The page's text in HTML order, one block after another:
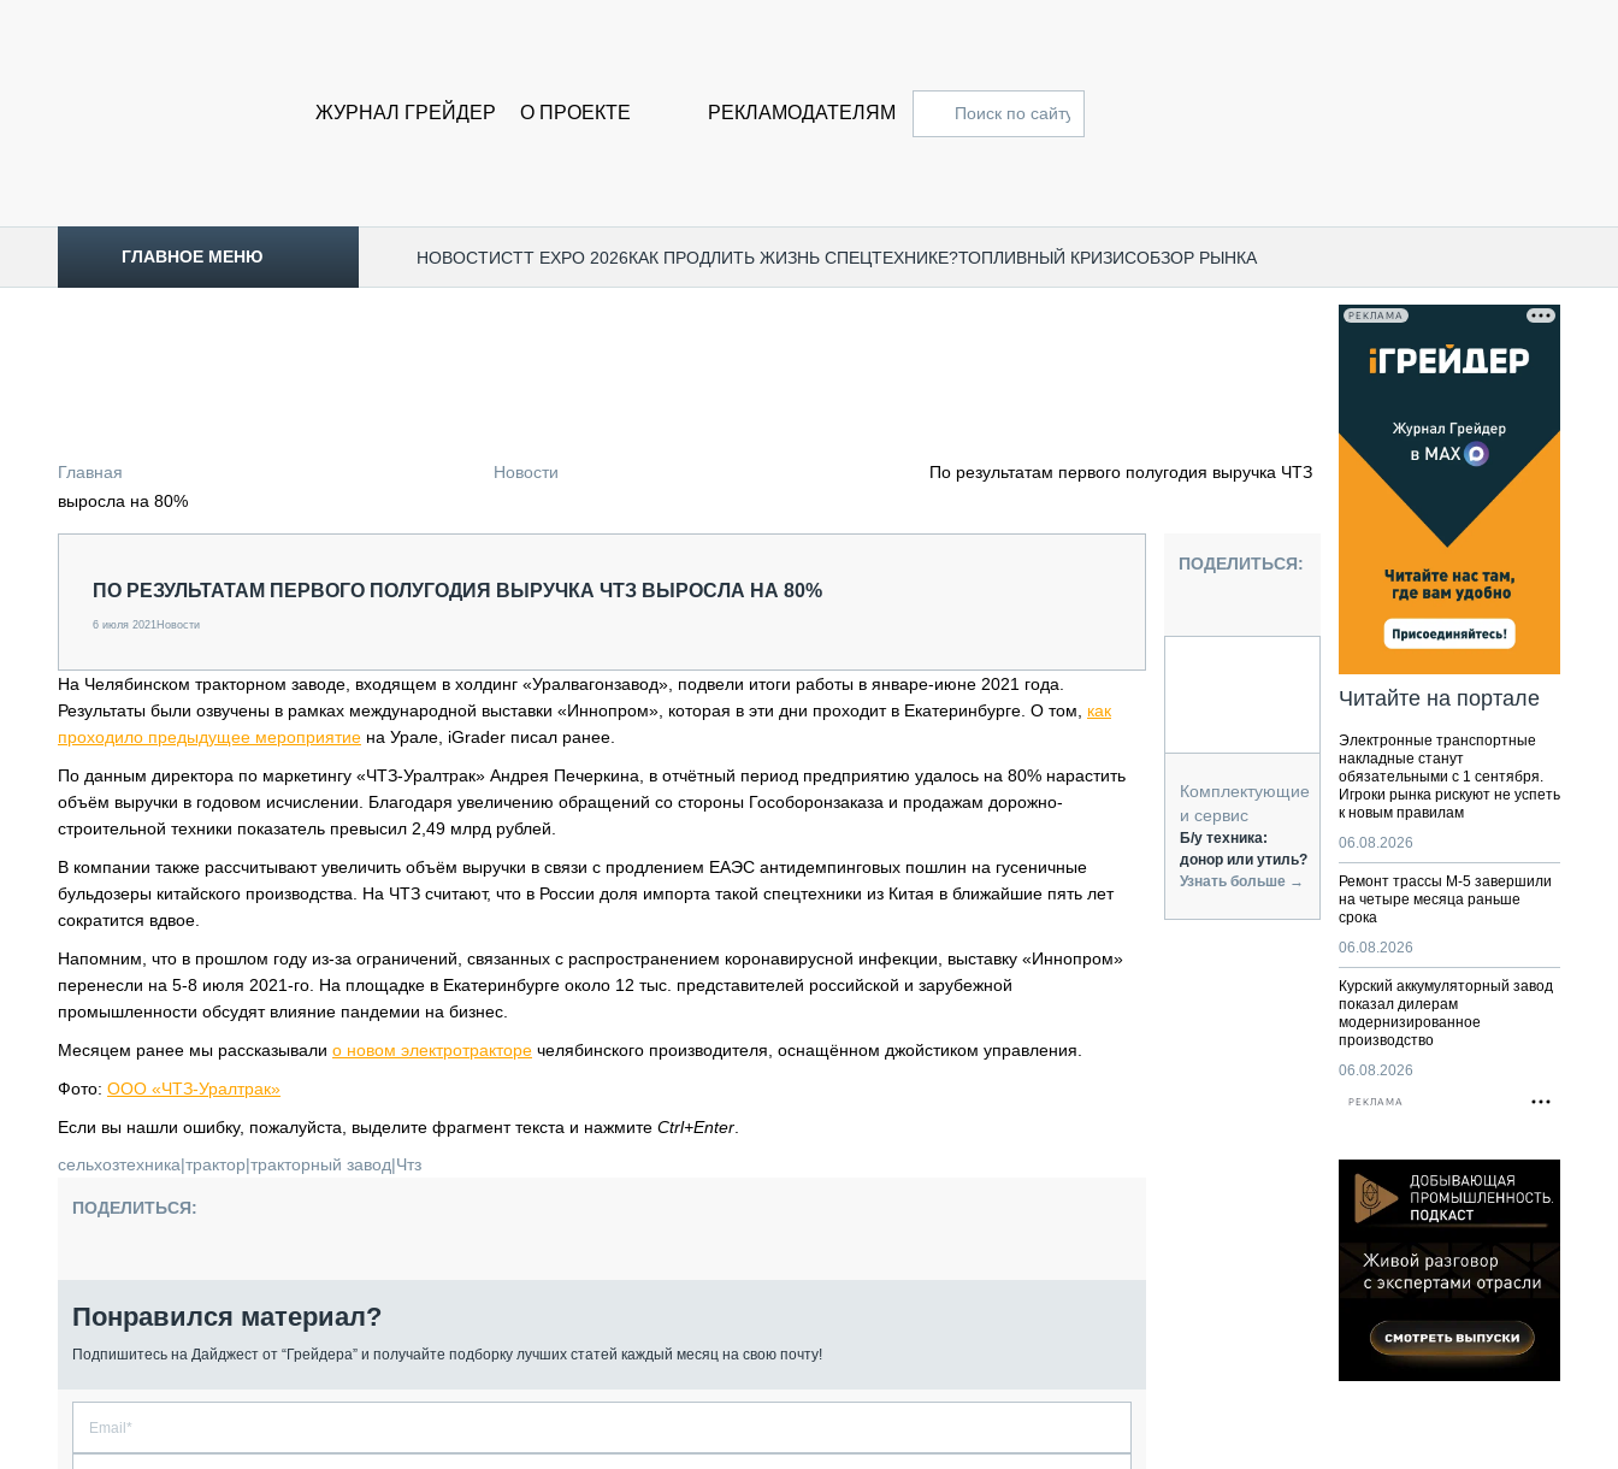
ЖУРНАЛ ГРЕЙДЕР О ПРОЕКТЕ РЕКЛАМОДАТЕЛЯМ
ГЛАВНОЕ МЕНЮ НОВОСТИCTT EXPO 2026КАК ПРОДЛИТЬ ЖИЗНЬ СПЕЦТЕХНИКЕ?ТОПЛИВНЫЙ КРИЗИСОБЗОР РЫНКА
ОБЗОР РЫНКА
ГРУЗОПЕРЕВОЗКИ
ИСПЫТАТЕЛИ
ТЕХНОЛОГИИ
ДОРОЖНАЯ ИНДУСТРИЯ
СЕРВИСМЕНЫ
ПОДЪЁМНАЯ ТЕХНИКА
ПАССАЖИРСКИЙ ТРАНСПОРТ
КАРЬЕРНАЯ ТЕХНИКА
ЛОГИСТИКА И СКЛАД
КОМПЛЕКТУЮЩИЕ И СЕРВИС
Главная Новости
По результатам первого полугодия выручка ЧТЗ
выросла на 80%
ПО РЕЗУЛЬТАТАМ ПЕРВОГО ПОЛУГОДИЯ ВЫРУЧКА ЧТЗ ВЫРОСЛА НА 80%
6 июля 2021Новости
На Челябинском тракторном заводе, входящем в холдинг «Уралвагонзавод», подвели итоги работы в январе-июне 2021 года.
Результаты были озвучены в рамках международной выставки «Иннопром», которая в эти дни проходит в Екатеринбурге. О том, как
проходило предыдущее мероприятие на Урале, iGrader писал ранее.
По данным директора по маркетингу «ЧТЗ-Уралтрак» Андрея Печеркина, в отчётный период предприятию удалось на 80% нарастить
объём выручки в годовом исчислении. Благодаря увеличению обращений со стороны Гособоронзаказа и продажам дорожно-
строительной техники показатель превысил 2,49 млрд рублей.
В компании также рассчитывают увеличить объём выручки в связи с продлением ЕАЭС антидемпинговых пошлин на гусеничные
бульдозеры китайского производства. На ЧТЗ считают, что в России доля импорта такой спецтехники из Китая в ближайшие пять лет
сократится вдвое.
Напомним, что в прошлом году из-за ограничений, связанных с распространением коронавирусной инфекции, выставку «Иннопром»
перенесли на 5-8 июля 2021-го. На площадке в Екатеринбурге около 12 тыс. представителей российской и зарубежной
промышленности обсудят влияние пандемии на бизнес.
Месяцем ранее мы рассказывали о новом электротракторе челябинского производителя, оснащённом джойстиком управления.
Фото: ООО «ЧТЗ-Уралтрак»
Если вы нашли ошибку, пожалуйста, выделите фрагмент текста и нажмите Ctrl+Enter
сельхозтехника|трактор|тракторный завод|Чтз
ПОДЕЛИТЬСЯ:
Понравился материал?
Подпишитесь на Дайджест от “Грейдера” и получайте подборку лучших статей каждый месяц на свою почту!
ПОДЕЛИТЬСЯ:
Комплектующие
и сервис
Б/у техника:
донор или утиль?
Узнать больше →
РЕКЛАМА
Читайте на портале
Электронные транспортные
накладные станут
обязательными с 1 сентября.
Игроки рынка рискуют не успеть
к новым правилам
06.08.2026
Ремонт трассы М-5 завершили
на четыре месяца раньше
срока
06.08.2026
Курский аккумуляторный завод
показал дилерам
модернизированное
производство
06.08.2026
РЕКЛАМА